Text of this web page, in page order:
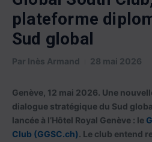
plateforme
Sud global
Par Inès Armand 28 mai 2026
Genève, 12 mai 2026. Une
dialogue stratégique du Sud
lancée à l’Hôtel Royal Genève : le
Club (GGSC.ch). Le club entend